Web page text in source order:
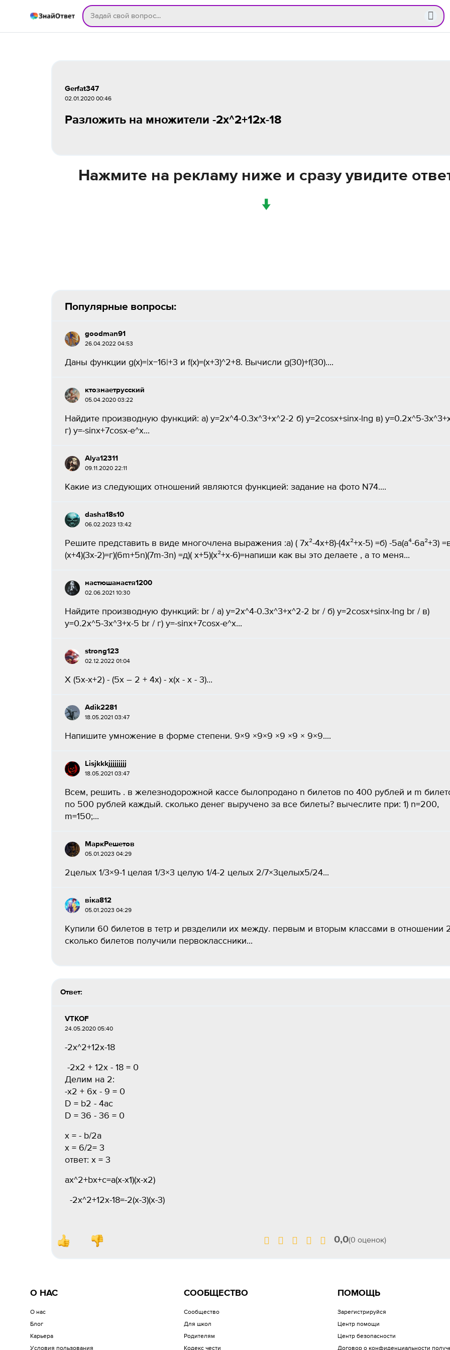
Gerfat347
02.01.2020 00:46
Разложить на множители -2x^2+12x-18
Нажмите на рекламу ниже и сразу увидите
↓
Популярные вопросы:
goodman91
26.04.2022 04:53
Даны функции g(x)=|x−16|+3 и f(x)=(x+3)^2+8. Вычисли g(30)+f(30)....
ктознаетрусский
05.04.2020 03:22
Найдите производную функций: a) у=2x^4-0.3x^3+x^2-2 б) y=2cosx+sinx-lng в) y=0.2x^5-
г) y=-sinx+7cosx-e^x...
Alya12311
09.11.2020 22:11
Какие из следующих отношений являются функцией: задание на фото N74....
dasha18s10
06.02.2023 13:42
Решите представить в виде многочлена выражения :а) ( 7х²-4х+8)-(4х²+х-5) =б) -5а(а⁴-6а²+3)
(х+4)(3х-2)=г)(6m+5n)(7m-3n) =д)( х+5)(х²+х-6)=напиши как вы это делаете , а то меня...
настюшанастя1200
02.06.2021 10:30
Найдите производную функций: br / a) у=2x^4-0.3x^3+x^2-2 br / б) y=2cosx+sinx-lng br / в)
y=0.2x^5-3x^3+x-5 br / г) y=-sinx+7cosx-e^x​...
strong123
02.12.2022 01:04
X (5x-x+2) - (5х – 2 + 4х) - х(х - х - 3)​...
Adik2281
18.05.2021 03:47
Напишите умножение в форме степени. 9×9 ×9×9 ×9 ×9 × 9×9....
Lisjkkkjjjjjjjjj
18.05.2021 03:47
Всем, решить . в железнодорожной кассе былопродано n билетов по 400 рублей и m
по 500 рублей каждый. сколько денег выручено за все билеты? вычеслите при: 1) n=200,
m=150;...
МаркРешетов
05.01.2023 04:29
2целых 1/3×9-1 целая 1/3×3 целую 1/4-2 целых 2/7×3целых5/24...
віка812
05.01.2023 04:29
Купили 60 билетов в тетр и рвзделили их между. первым и вторым классами в отношении
сколько билетов получили первоклассники...
Ответ:
VTKOF
24.05.2020 05:40
-2x^2+12x-18
-2x2 + 12x - 18 = 0
Делим на 2:
-x2 + 6x - 9 = 0
D = b2 - 4ac
D = 36 - 36 = 0
x = - b/2a
x = 6/2= 3
ответ: x = 3
ax^2+bx+c=a(x-x1)(x-x2)
-2x^2+12x-18=-2(x-3)(x-3)
0,0(0 оценок)
О НАС
О нас
Блог
Карьера
Условия пользования
СООБЩЕСТВО
Сообщество
Для школ
Родителям
Кодекс чести
ПОМОЩЬ
Зарегистрируйся
Центр помощи
Центр безопасности
Договор о конфиденциальности